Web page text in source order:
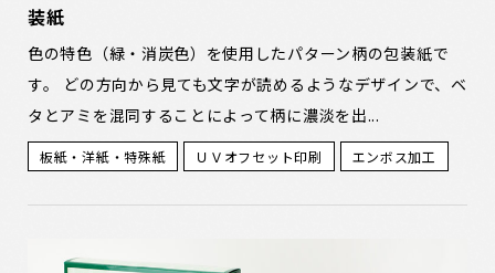
装紙
色の特色（緑・消炭色）を使用したパターン柄の包装紙で
す。 どの方向から見ても文字が読めるようなデザインで、ベ
タとアミを混同することによって柄に濃淡を出...
板紙・洋紙・特殊紙 ＵＶオフセット印刷 エンボス加工